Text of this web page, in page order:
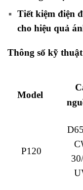
Tiết kiệm điện
cho hiệu quả
Thông số kỹ thuật
Model
P120